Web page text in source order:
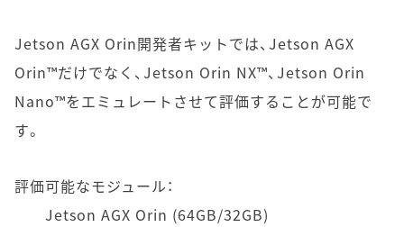
Jetson AGX Orin開発者キットでは、Jetson AGX
Orin™だけでなく、Jetson Orin NX™、Jetson Orin
Nano™をエミュレートさせて評価することが可能で
す。
評価可能なモジュール：
Jetson AGX Orin (64GB/32GB)